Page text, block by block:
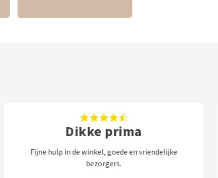
Dikke prima
Fijne hulp in de winkel, goede en vriendelijke
bezorgers.